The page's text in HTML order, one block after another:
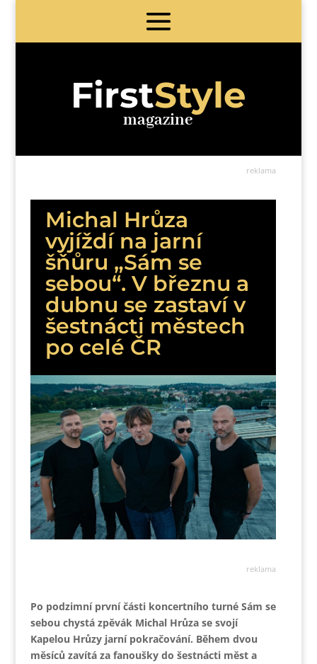
FirstStyle
magazine
reklama
Michal Hrůza
vyjíždí na jarní
šňůru „Sám se
sebou“. V březnu a
dubnu se zastaví v
šestnácti městech
po celé ČR
reklama
Po podzimní první části koncertního turné Sám se
sebou chystá zpěvák Michal Hrůza se svojí
Kapelou Hrůzy jarní pokračování. Během dvou
měsíců zavítá za fanoušky do šestnácti měst a